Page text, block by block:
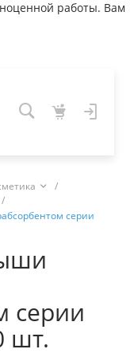
работы. Вам
/
/
серии
серии
шт.